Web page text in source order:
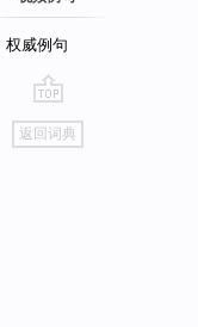
权威例句
go
top
返回词典